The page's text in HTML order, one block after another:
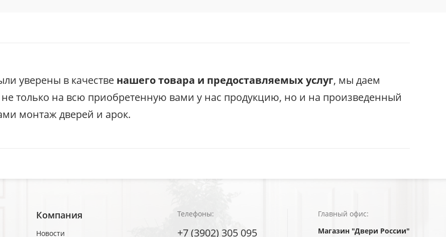
уверены в качестве нашего товара и предоставляемых услуг, мы даем
не только на всю приобретенную вами у нас продукцию, но и на произведенный
монтаж дверей и арок.
Компания
Новости
Телефоны:
+7 (3902) 305 095
Главный офис:
Магазин "Двери России"